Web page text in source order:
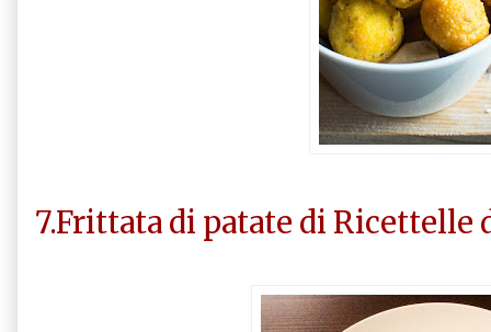
7.Frittata di patate di Ricettelle